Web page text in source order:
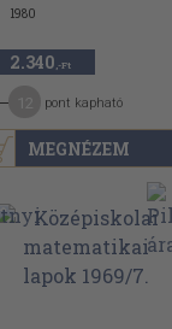
MEGNÉZEM
1980
2.340 ,-Ft
pont kapható